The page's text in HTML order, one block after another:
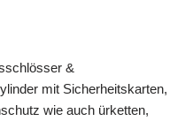
&
mit Sicherheitskarten,
wie auch ürketten,